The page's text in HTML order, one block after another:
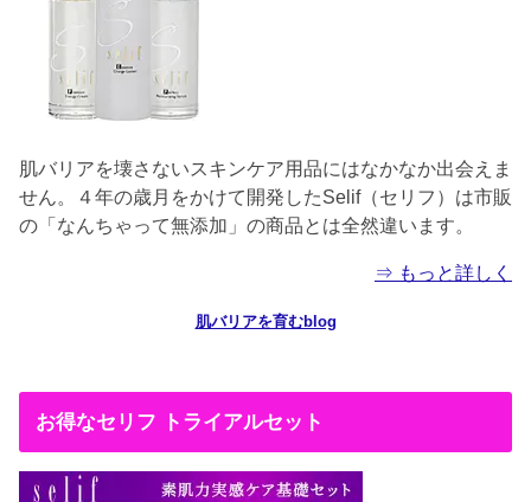
肌バリアを壊さないスキンケア用品にはなかなか出会えま
せん。４年の歳月をかけて開発したSelif（セリフ）は市販
の「なんちゃって無添加」の商品とは全然違います。
⇒ もっと詳しく
肌バリアを育むblog
お得なセリフ トライアルセット